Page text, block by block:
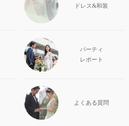
ドレス&和装
パーティ
レポート
よくある質問